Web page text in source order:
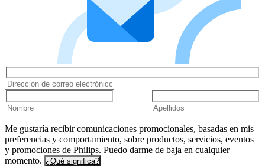
Me gustaría recibir comunicaciones promocionales, basadas en mis
preferencias y comportamiento, sobre productos, servicios, eventos
y promociones de Philips. Puedo darme de baja en cualquier
momento. ¿Qué significa?